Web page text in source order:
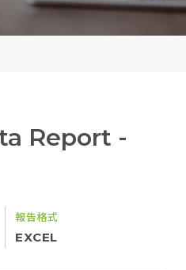
Report -
報告格式
EXCEL